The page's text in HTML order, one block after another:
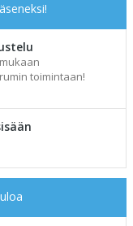
toimintaan!